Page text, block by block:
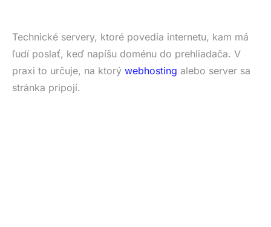
Technické servery, ktoré povedia internetu, kam má
ľudí poslať, keď napíšu doménu do prehliadača. V
praxi to určuje, na ktorý webhosting alebo server sa
stránka pripojí.